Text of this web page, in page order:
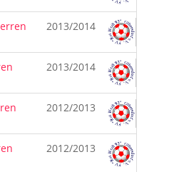
2013/2014
2013/2014
2012/2013
2012/2013